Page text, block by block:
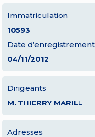
Immatriculation
10593
Date d’enregistrement
04/11/2012
Dirigeants
M. THIERRY MARILL
Adresses